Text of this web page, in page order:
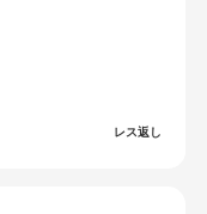
レス返し